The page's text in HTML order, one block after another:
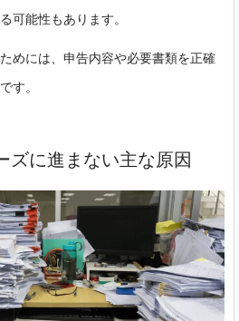
可能性もあります。
めには、申告内容や必要書類を正確
す。
ズに進まない主な原因